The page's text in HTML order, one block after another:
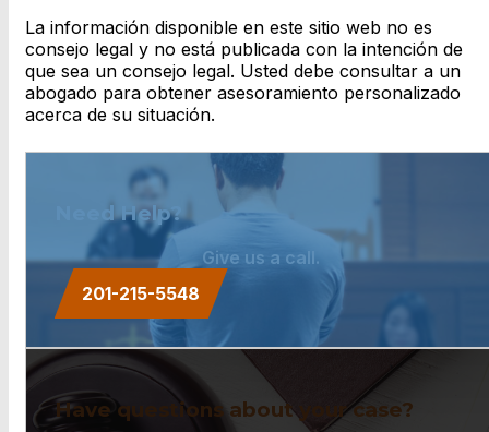
La información disponible en este sitio web no es
consejo legal y no está publicada con la intención de
que sea un consejo legal. Usted debe consultar a un
abogado para obtener asesoramiento personalizado
acerca de su situación.
Need Help?
Give us a call.
201-215-5548
Have questions about your case?